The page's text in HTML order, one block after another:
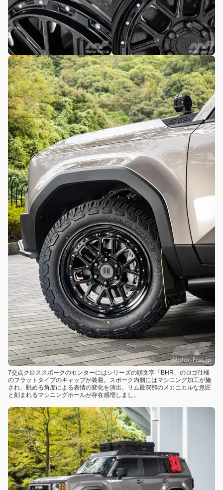
7交点クロススポークのセンターにはシリーズの頭文字「BHR」のロゴ仕様
のフラットタイプのキャップが装着。スポーク内側にはマシニング加工が施
され、眺める角度による表情の変化を演出。リム最深部のメカニカルな意匠
と刻まれるマシニングホールが存在感増しまし。